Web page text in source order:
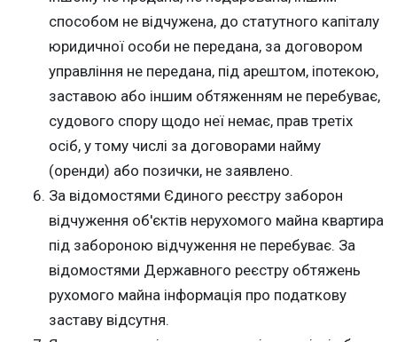
способом не відчужена, до статутного капіталу
юридичної особи не передана, за договором
управління не передана, під арештом, іпотекою,
заставою або іншим обтяженням не перебуває,
судового спору щодо неї немає, прав третіх
осіб, у тому числі за договорами найму
(оренди) або позички, не заявлено.
За відомостями Єдиного реєстру заборон
відчуження об'єктів нерухомого майна квартира
під забороною відчуження не перебуває. За
відомостями Державного реєстру обтяжень
рухомого майна інформація про податкову
заставу відсутня.